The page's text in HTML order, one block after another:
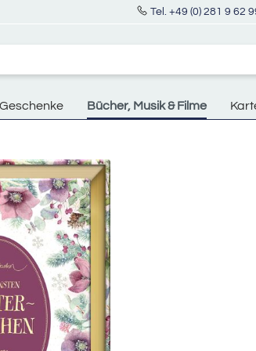
Tel. +49 (0) 281 9 62
Geschenke Bücher, Musik & Filme